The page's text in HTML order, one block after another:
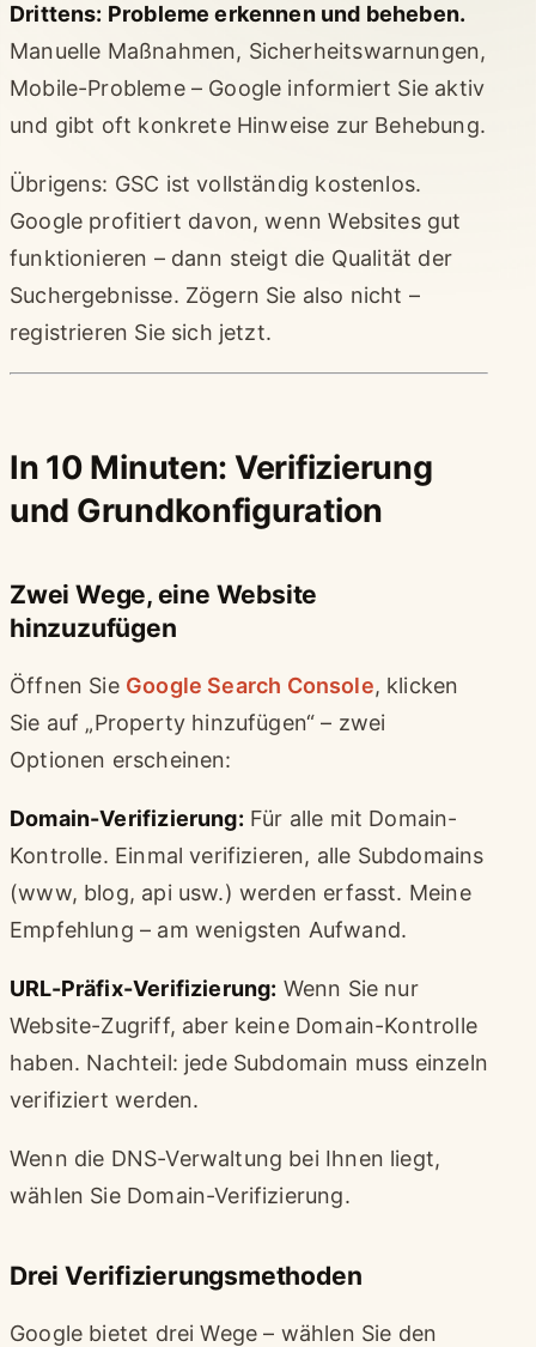
Drittens: Probleme erkennen und beheben.
Manuelle Maßnahmen, Sicherheitswarnungen,
Mobile-Probleme – Google informiert Sie aktiv
und gibt oft konkrete Hinweise zur Behebung.
Übrigens: GSC ist vollständig kostenlos.
Google profitiert davon, wenn Websites gut
funktionieren – dann steigt die Qualität der
Suchergebnisse. Zögern Sie also nicht –
registrieren Sie sich jetzt.
In 10 Minuten: Verifizierung
und Grundkonfiguration
Zwei Wege, eine Website
hinzuzufügen
Öffnen Sie Google Search Console, klicken
Sie auf „Property hinzufügen“ – zwei
Optionen erscheinen:
Domain-Verifizierung: Für alle mit Domain-
Kontrolle. Einmal verifizieren, alle Subdomains
(www, blog, api usw.) werden erfasst. Meine
Empfehlung – am wenigsten Aufwand.
URL-Präfix-Verifizierung: Wenn Sie nur
Website-Zugriff, aber keine Domain-Kontrolle
haben. Nachteil: jede Subdomain muss einzeln
verifiziert werden.
Wenn die DNS-Verwaltung bei Ihnen liegt,
wählen Sie Domain-Verifizierung.
Drei Verifizierungsmethoden
Google bietet drei Wege – wählen Sie den